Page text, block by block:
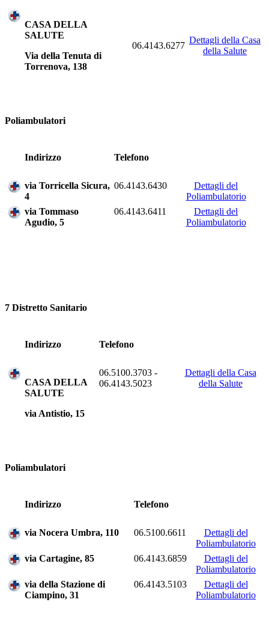
CASA DELLA
SALUTE
Via della Tenuta di
Torrenova, 138
06.4143.6277
Dettagli della Casa
della Salute
Poliambulatori
Indirizzo Telefono
via Torricella Sicura,
4
06.4143.6430
Dettagli del
Poliambulatorio
via Tommaso
Agudio, 5
06.4143.6411
Dettagli del
Poliambulatorio
7 Distretto Sanitario
Indirizzo Telefono
CASA DELLA
SALUTE
via Antistio, 15
06.5100.3703 -
06.4143.5023
Dettagli della Casa
della Salute
Poliambulatori
Indirizzo Telefono
via Nocera Umbra, 110 06.5100.6611
Dettagli del
Poliambulatorio
via Cartagine, 85
06.4143.6859
Dettagli del
Poliambulatorio
via della Stazione di
Ciampino, 31
06.4143.5103
Dettagli del
Poliambulatorio